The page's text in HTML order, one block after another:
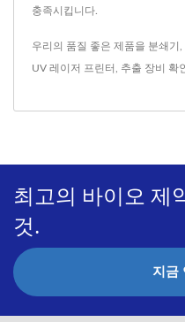
충족시킵니다.
우리의 품질 좋은 제품을 분쇄기 ,
UV 레이저 프린터 , 추출 장비 확
최고의 바이오 제
것.
지금